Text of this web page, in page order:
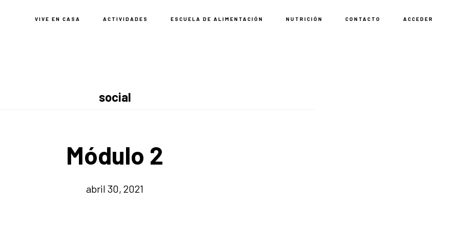
VIVE EN CASA ACTIVIDADES ESCUELA DE ALIMENTACIÓN NUTRICIÓN CONTACTO ACCEDER
social
Módulo 2
abril 30, 2021